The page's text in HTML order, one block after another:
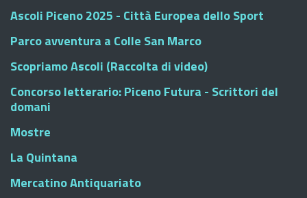
Ascoli Piceno 2025 - Città Europea dello Sport
Parco avventura a Colle San Marco
Scopriamo Ascoli (Raccolta di video)
Concorso letterario: Piceno Futura - Scrittori del
domani
Mostre
La Quintana
Mercatino Antiquariato